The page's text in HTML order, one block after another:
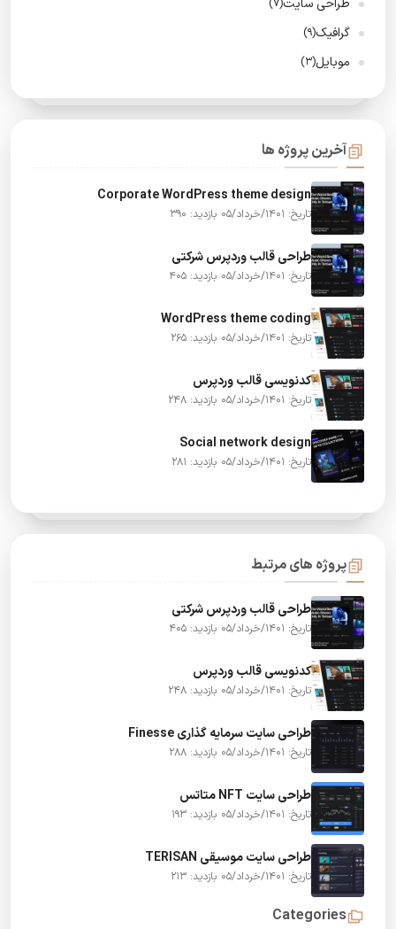
طراحی سایت(7)
گرافیک(9)
موبایل(3)
آخرین پروژه ها
Corporate WordPress theme design
تاریخ: 1401/خرداد/05 بازدید: 390
طراحی قالب وردپرس شرکتی
تاریخ: 1401/خرداد/05 بازدید: 405
WordPress theme coding
تاریخ: 1401/خرداد/05 بازدید: 265
کدنویسی قالب وردپرس
تاریخ: 1401/خرداد/05 بازدید: 248
Social network design
تاریخ: 1401/خرداد/05 بازدید: 281
پروژه های مرتبط
طراحی قالب وردپرس شرکتی
تاریخ: 1401/خرداد/05 بازدید: 405
کدنویسی قالب وردپرس
تاریخ: 1401/خرداد/05 بازدید: 248
طراحی سایت سرمایه گذاری Finesse
تاریخ: 1401/خرداد/05 بازدید: 288
طراحی سایت NFT متاتس
تاریخ: 1401/خرداد/05 بازدید: 193
طراحی سایت موسیقی TERISAN
تاریخ: 1401/خرداد/05 بازدید: 213
Categories